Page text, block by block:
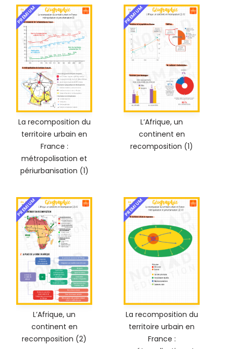
PREMIUM
La recomposition du
territoire urbain en
France :
métropolisation et
périurbanisation (1)
PREMIUM
L’Afrique, un
continent en
recomposition (1)
PREMIUM
L’Afrique, un
continent en
recomposition (2)
PREMIUM
La recomposition du
territoire urbain en
France :